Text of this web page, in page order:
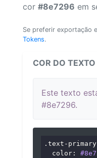
cor #8e7296 em
Se preferir exportação
Tokens.
COR DO TEXTO
Este texto
#8e7296.
.text-primary
color :